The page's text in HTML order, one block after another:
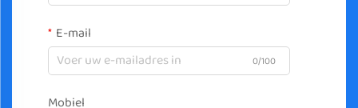
E-mail
0/100
Mobiel